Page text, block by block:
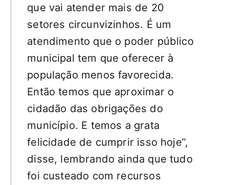
que vai atender mais de 20
setores circunvizinhos. É um
atendimento que o poder público
municipal tem que oferecer à
população menos favorecida.
Então temos que aproximar o
cidadão das obrigações do
município. E temos a grata
felicidade de cumprir isso hoje”,
disse, lembrando ainda que tudo
foi custeado com recursos